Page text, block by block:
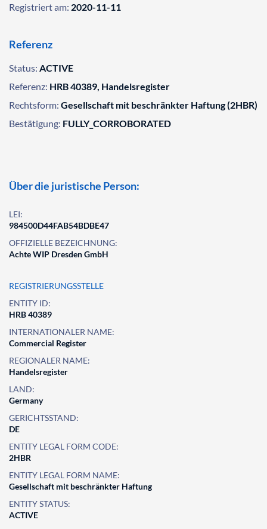
Registriert am: 2020-11-11
Referenz
Status: ACTIVE
Referenz: HRB 40389, Handelsregister
Rechtsform: Gesellschaft mit beschränkter Haftung (2HBR)
Bestätigung: FULLY_CORROBORATED
Über die juristische Person:
LEI:
984500D44FAB54BDBE47
OFFIZIELLE BEZEICHNUNG:
Achte WIP Dresden GmbH
REGISTRIERUNGSSTELLE
ENTITY ID:
HRB 40389
INTERNATIONALER NAME:
Commercial Register
REGIONALER NAME:
Handelsregister
LAND:
Germany
GERICHTSSTAND:
DE
ENTITY LEGAL FORM CODE:
2HBR
ENTITY LEGAL FORM NAME:
Gesellschaft mit beschränkter Haftung
ENTITY STATUS:
ACTIVE